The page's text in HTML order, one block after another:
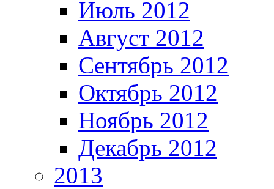
Июль 2012
Август 2012
Сентябрь 2012
Октябрь 2012
Ноябрь 2012
Декабрь 2012
2013